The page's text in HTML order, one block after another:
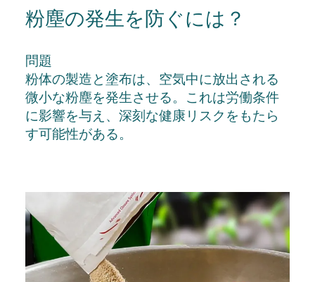
粉塵の発生を防ぐには？
問題
粉体の製造と塗布は、空気中に放出される
微小な粉塵を発生させる。これは労働条件
に影響を与え、深刻な健康リスクをもたら
す可能性がある。